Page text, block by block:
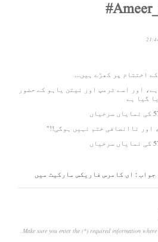
اختتام پر کھڑے ہیں...
اور اسے ٹرمپ اور نیتن یاہو کے حضور
گیا ہے
اور ناانصافی ختم نہیں ہوگی!!"
جواب : ای کامرس فاریکس مارکیٹ میں
Make sure you enter the (*) required information